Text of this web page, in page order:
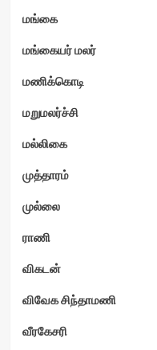
மங்கை
மங்கையர் மலர்
மணிக்கொடி
மறுமலர்ச்சி
மல்லிகை
முத்தாரம்
முல்லை
ராணி
விகடன்
விவேக சிந்தாமணி
வீரகேசரி